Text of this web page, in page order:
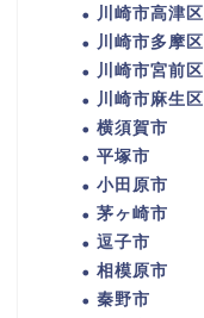
川崎市高津区
川崎市多摩区
川崎市宮前区
川崎市麻生区
横須賀市
平塚市
小田原市
茅ヶ崎市
逗子市
相模原市
秦野市